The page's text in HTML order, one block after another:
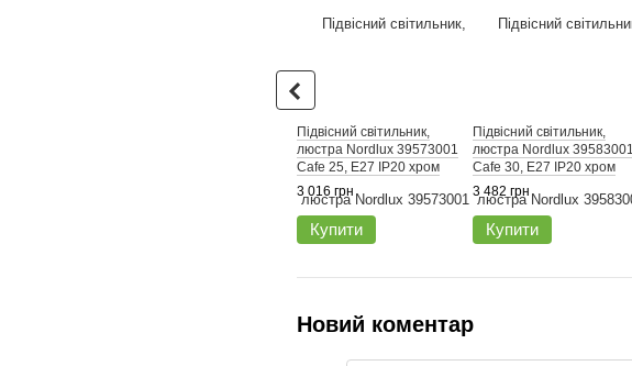
Підвісний світильник,
люстра Nordlux 39573001
Cafe 25, E27 IP20 хром
3 016 грн
Купити
Підвісний світильник,
люстра Nordlux 39583001
Cafe 30, E27 IP20 хром
3 482 грн
Купити
Новий коментар